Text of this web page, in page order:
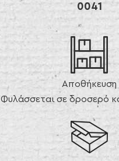
0041
Αποθήκευση
Φυλάσσεται σε δροσερό